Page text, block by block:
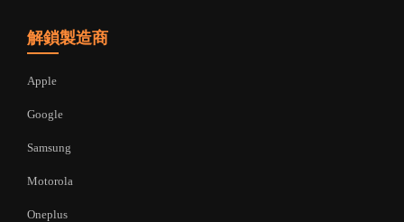
解鎖製造商
Apple
Google
Samsung
Motorola
Oneplus